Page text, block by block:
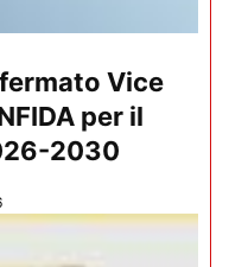
Vice
per il
2030